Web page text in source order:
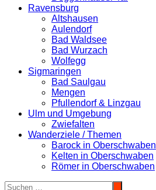
Ravensburg
Altshausen
Aulendorf
Bad Waldsee
Bad Wurzach
Wolfegg
Sigmaringen
Bad Saulgau
Mengen
Pfullendorf & Linzgau
Ulm und Umgebung
Zwiefalten
Wanderziele / Themen
Barock in Oberschwaben
Kelten in Oberschwaben
Römer in Oberschwaben